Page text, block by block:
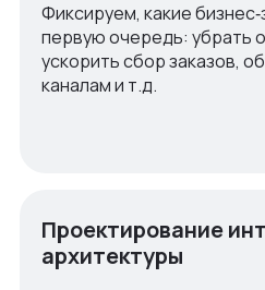
Фиксируем, какие
первую очередь: убрать
ускорить сбор заказов,
каналам и т.д.
Проектирование
архитектуры